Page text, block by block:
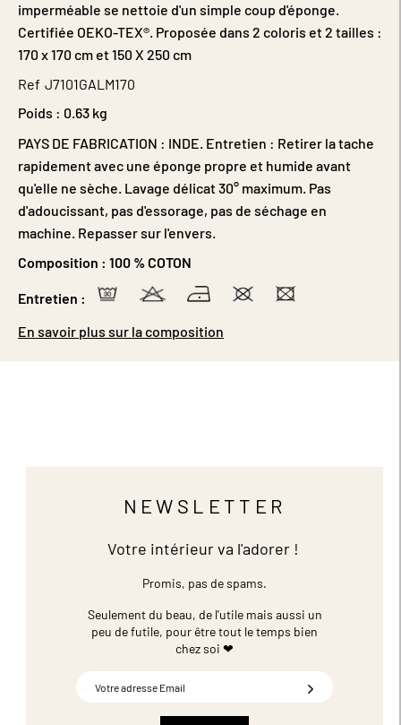
imperméable se nettoie d'un simple coup d'éponge.
Certifiée OEKO-TEX®. Proposée dans 2 coloris et 2 tailles :
170 x 170 cm et 150 X 250 cm
Ref J7101GALM170
Poids : 0.63 kg
PAYS DE FABRICATION : INDE. Entretien : Retirer la tache
rapidement avec une éponge propre et humide avant
qu'elle ne sèche. Lavage délicat 30° maximum. Pas
d'adoucissant, pas d'essorage, pas de séchage en
machine. Repasser sur l'envers.
Composition : 100 % COTON
Entretien :
En savoir plus sur la composition
NEWSLETTER
Votre intérieur va l'adorer !
Promis, pas de spams.
Seulement du beau, de l'utile mais aussi un
peu de futile, pour être tout le temps bien
chez soi ❤